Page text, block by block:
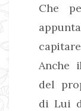
Che
Anche
del
di Lui